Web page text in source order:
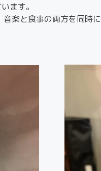
ます。
楽と食事の両方を同時